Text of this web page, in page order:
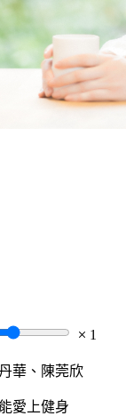
1
華、陳莞欣
愛上健身